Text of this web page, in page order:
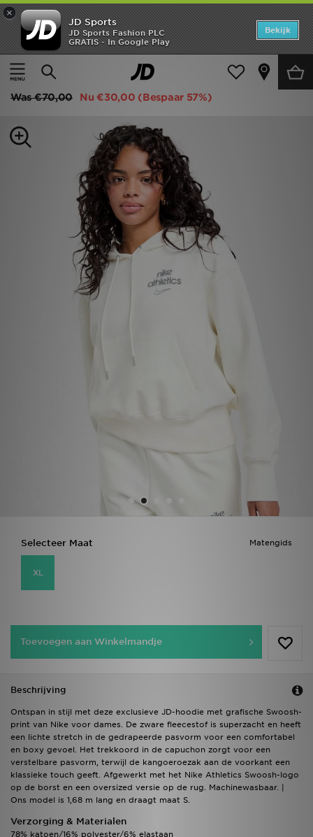
×
JD Sports
JD Sports Fashion PLC
GRATIS - In Google Play
Bekijk
Thuis
Dames Dameskleding Hoodies
Nike Graphic Swoosh Oversized Hoodie
Was€70,00 Nu €30,00 (Bespaar 57%)
Matengids
Selecteer Maat
XL
Toevoegen aan Winkelmandje
Beschrijving
Ontspan in stijl met deze exclusieve JD-hoodie met grafische Swoosh-
print van Nike voor dames. De zware fleecestof is superzacht en heeft
een lichte stretch in de gedrapeerde pasvorm voor een comfortabel
en boxy gevoel. Het trekkoord in de capuchon zorgt voor een
verstelbare pasvorm, terwijl de kangoeroezak aan de voorkant een
klassieke touch geeft. Afgewerkt met het Nike Athletics Swoosh-logo
op de borst en een oversized versie op de rug. Machinewasbaar. |
Ons model is 1,68 m lang en draagt maat S.
Verzorging & Materialen
78% katoen/16% polyester/6% elastaan
Home
Offers
Dames